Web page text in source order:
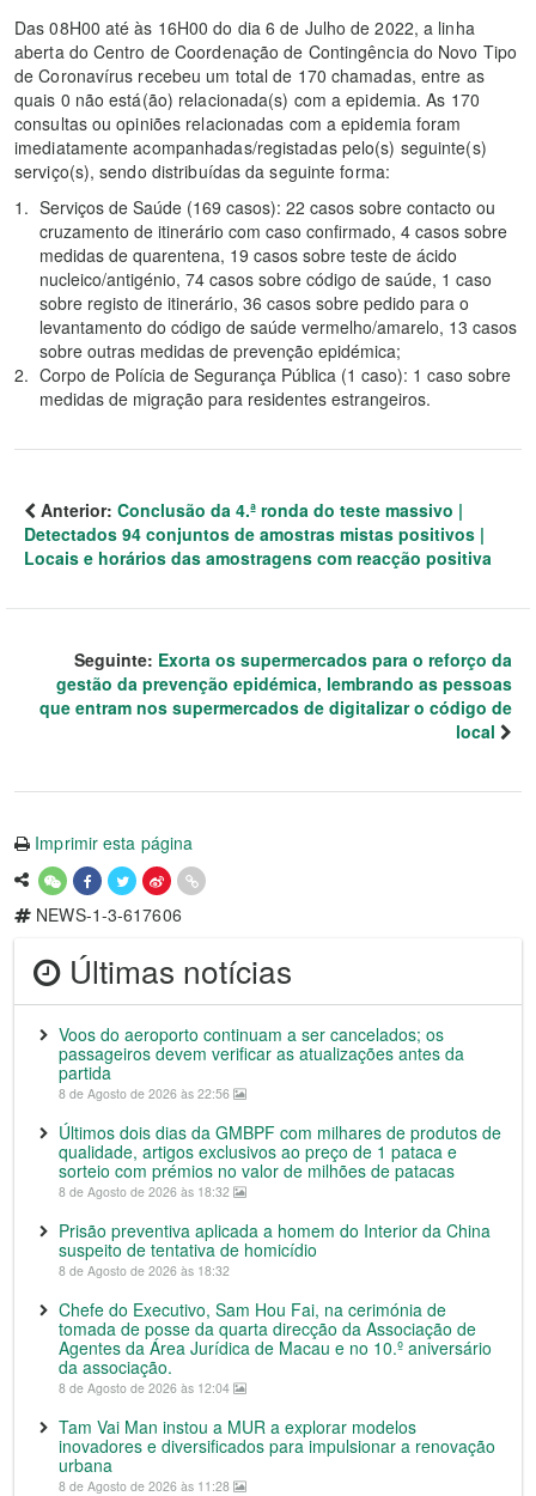
Das 08H00 até às 16H00 do dia 6 de Julho de 2022, a linha
aberta do Centro de Coordenação de Contingência do Novo Tipo
de Coronavírus recebeu um total de 170 chamadas, entre as
quais 0 não está(ão) relacionada(s) com a epidemia. As 170
consultas ou opiniões relacionadas com a epidemia foram
imediatamente acompanhadas/registadas pelo(s) seguinte(s)
serviço(s), sendo distribuídas da seguinte forma:
Serviços de Saúde (169 casos): 22 casos sobre contacto ou
cruzamento de itinerário com caso confirmado, 4 casos sobre
medidas de quarentena, 19 casos sobre teste de ácido
nucleico/antigénio, 74 casos sobre código de saúde, 1 caso
sobre registo de itinerário, 36 casos sobre pedido para o
levantamento do código de saúde vermelho/amarelo, 13 casos
sobre outras medidas de prevenção epidémica;
Corpo de Polícia de Segurança Pública (1 caso): 1 caso sobre
medidas de migração para residentes estrangeiros.
Anterior: Conclusão da 4.ª ronda do teste massivo |
Detectados 94 conjuntos de amostras mistas positivos |
Locais e horários das amostragens com reacção positiva
Seguinte: Exorta os supermercados para o reforço da
gestão da prevenção epidémica, lembrando as pessoas
que entram nos supermercados de digitalizar o código de
local
Imprimir esta página
NEWS-1-3-617606
Últimas notícias
Voos do aeroporto continuam a ser cancelados; os
passageiros devem verificar as atualizações antes da
partida
8 de Agosto de 2026 às 22:56
Últimos dois dias da GMBPF com milhares de produtos de
qualidade, artigos exclusivos ao preço de 1 pataca e
sorteio com prémios no valor de milhões de patacas
8 de Agosto de 2026 às 18:32
Prisão preventiva aplicada a homem do Interior da China
suspeito de tentativa de homicídio
8 de Agosto de 2026 às 18:32
Chefe do Executivo, Sam Hou Fai, na cerimónia de
tomada de posse da quarta direcção da Associação de
Agentes da Área Jurídica de Macau e no 10.º aniversário
da associação.
8 de Agosto de 2026 às 12:04
Tam Vai Man instou a MUR a explorar modelos
inovadores e diversificados para impulsionar a renovação
urbana
8 de Agosto de 2026 às 11:28